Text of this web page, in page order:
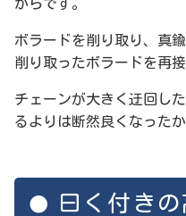
からです。
ボラードを削り取り、真
削り取ったボラードを再接
チェーンが大きく迂回し
るよりは断然良くなった
曰く付き